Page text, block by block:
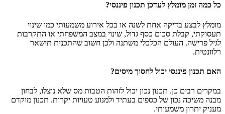
כל כמה זמן מומלץ לעדכן תכנון פיננסי?
מומלץ לבצע בדיקה אחת לשנה או בכל אירוע משמעותי כמו שינוי
תעסוקתי, קבלת סכום כסף גדול, שינוי במצב המשפחתי או התקרבות
לגיל פרישה. העולם הכלכלי משתנה ולכן חשוב שהתכנית תישאר
רלוונטית.
האם תכנון פיננסי יכול לחסוך מיסים?
במקרים רבים כן. תכנון נכון יכול לזהות הטבות מס שלא נוצלו, לבחון
מבנה משיכה נכון של כספים בעתיד ולמנוע טעויות יקרות. תכנון מוקדם
מעניק יתרון משמעותי.